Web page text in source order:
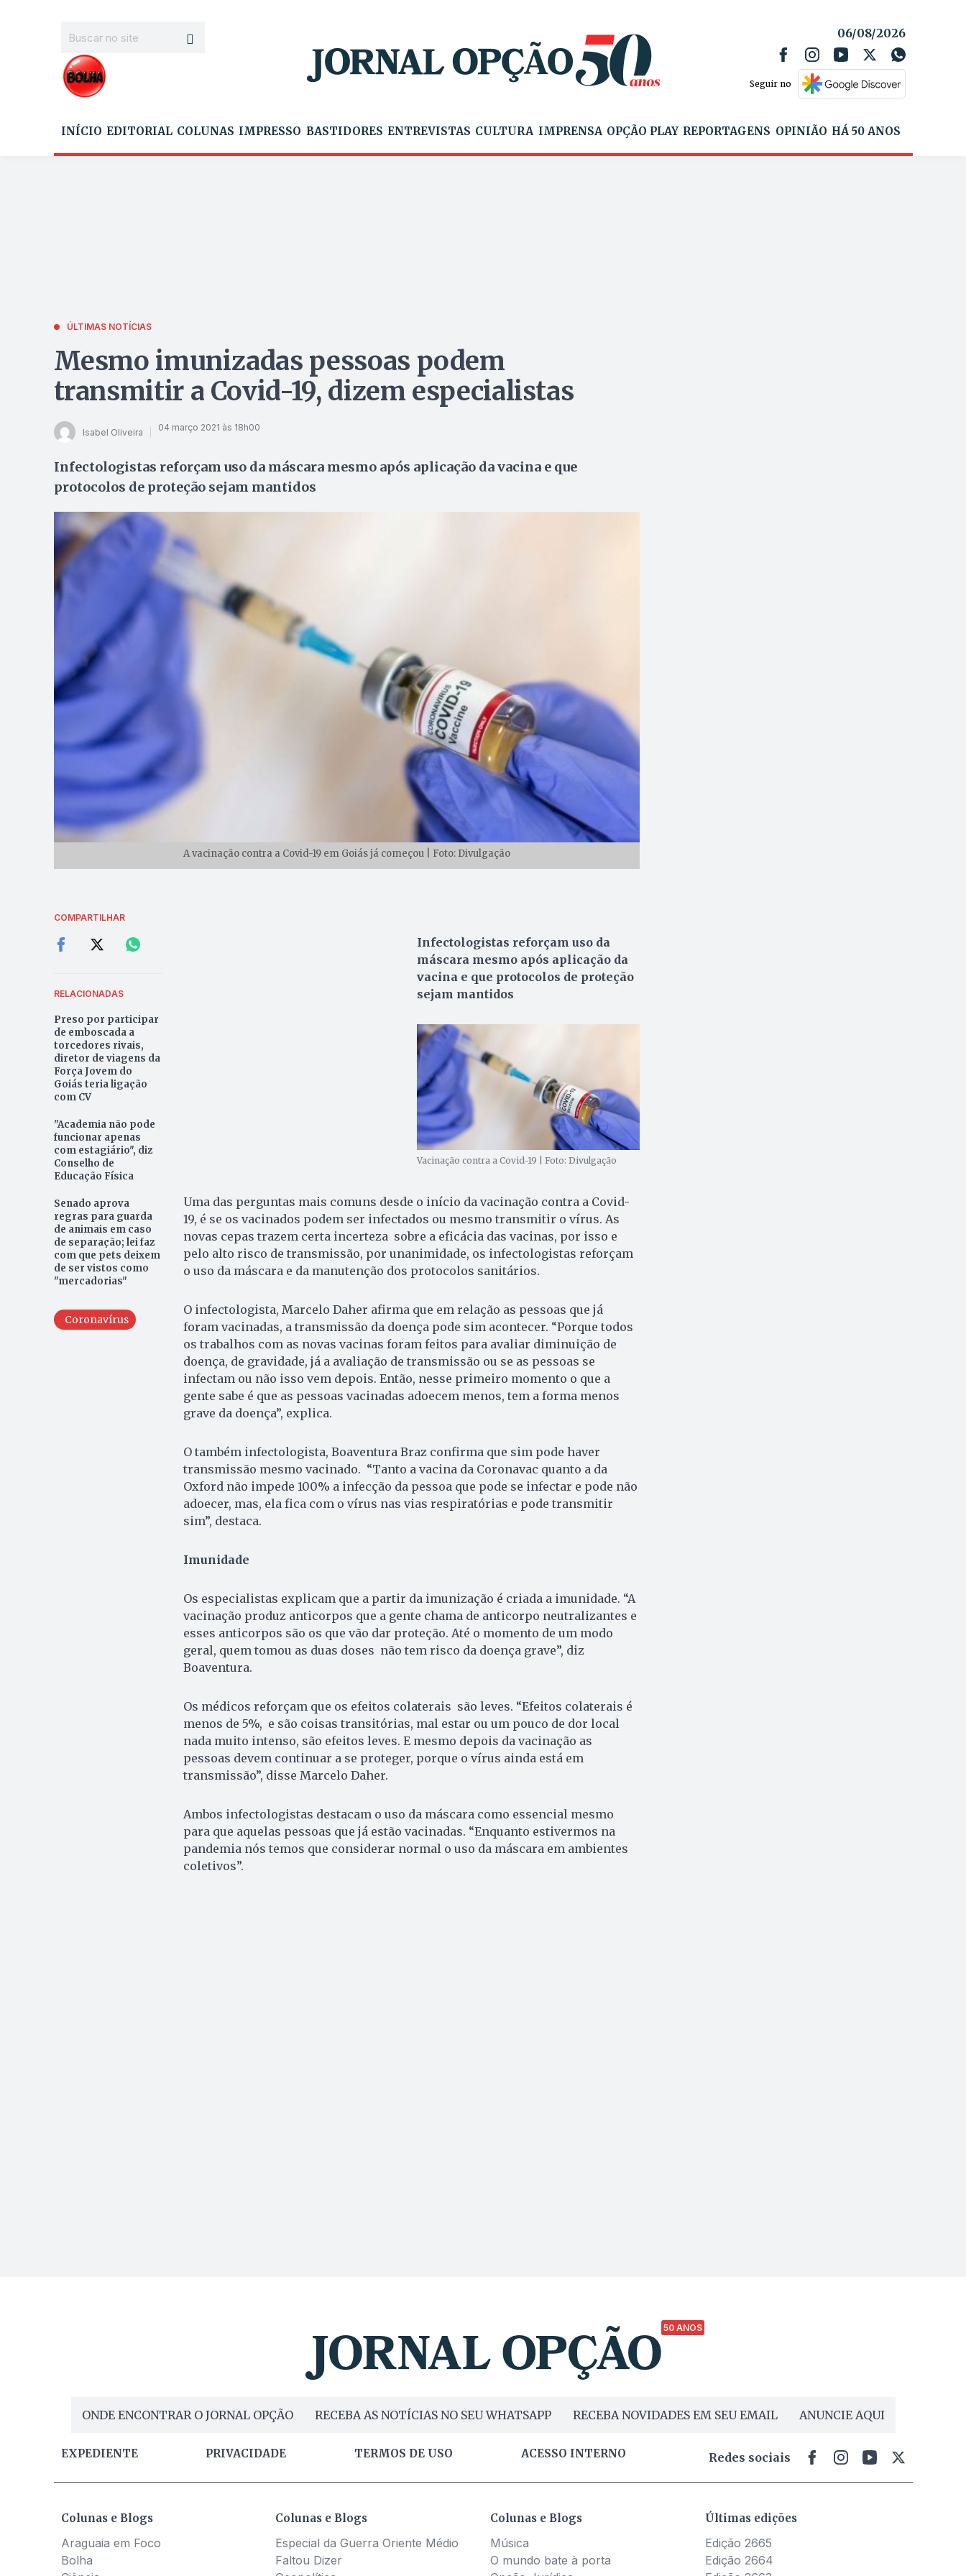
06/08/2026
Seguir no
INÍCIO EDITORIAL COLUNAS IMPRESSO BASTIDORES ENTREVISTAS CULTURA IMPRENSA OPÇÃO PLAY REPORTAGENS OPINIÃO HÁ 50 ANOS
ÚLTIMAS NOTÍCIAS
Mesmo imunizadas pessoas podem
transmitir a Covid-19, dizem especialistas
Isabel Oliveira 04 março 2021 às 18h00
Infectologistas reforçam uso da máscara mesmo após aplicação da vacina e que
protocolos de proteção sejam mantidos
A vacinação contra a Covid-19 em Goiás já começou | Foto: Divulgação
COMPARTILHAR
RELACIONADAS
Preso por participar
de emboscada a
torcedores rivais,
diretor de viagens da
Força Jovem do
Goiás teria ligação
com CV
"Academia não pode
funcionar apenas
com estagiário", diz
Conselho de
Educação Física
Senado aprova
regras para guarda
de animais em caso
de separação; lei faz
com que pets deixem
de ser vistos como
"mercadorias"
Coronavírus
Infectologistas reforçam uso da
máscara mesmo após aplicação da
vacina e que protocolos de proteção
sejam mantidos
Vacinação contra a Covid-19 | Foto: Divulgação
Uma das perguntas mais comuns desde o início da vacinação contra a Covid-
19, é se os vacinados podem ser infectados ou mesmo transmitir o vírus. As
novas cepas trazem certa incerteza sobre a eficácia das vacinas, por isso e
pelo alto risco de transmissão, por unanimidade, os infectologistas reforçam
o uso da máscara e da manutenção dos protocolos sanitários.
O infectologista, Marcelo Daher afirma que em relação as pessoas que já
foram vacinadas, a transmissão da doença pode sim acontecer. “Porque todos
os trabalhos com as novas vacinas foram feitos para avaliar diminuição de
doença, de gravidade, já a avaliação de transmissão ou se as pessoas se
infectam ou não isso vem depois. Então, nesse primeiro momento o que a
gente sabe é que as pessoas vacinadas adoecem menos, tem a forma menos
grave da doença”, explica.
O também infectologista, Boaventura Braz confirma que sim pode haver
transmissão mesmo vacinado. “Tanto a vacina da Coronavac quanto a da
Oxford não impede 100% a infecção da pessoa que pode se infectar e pode não
adoecer, mas, ela fica com o vírus nas vias respiratórias e pode transmitir
sim”, destaca.
Imunidade
Os especialistas explicam que a partir da imunização é criada a imunidade. “A
vacinação produz anticorpos que a gente chama de anticorpo neutralizantes e
esses anticorpos são os que vão dar proteção. Até o momento de um modo
geral, quem tomou as duas doses não tem risco da doença grave”, diz
Boaventura.
Os médicos reforçam que os efeitos colaterais são leves. “Efeitos colaterais é
menos de 5%, e são coisas transitórias, mal estar ou um pouco de dor local
nada muito intenso, são efeitos leves. E mesmo depois da vacinação as
pessoas devem continuar a se proteger, porque o vírus ainda está em
transmissão”, disse Marcelo Daher.
Ambos infectologistas destacam o uso da máscara como essencial mesmo
para que aquelas pessoas que já estão vacinadas. “Enquanto estivermos na
pandemia nós temos que considerar normal o uso da máscara em ambientes
coletivos”.
50 ANOS
ONDE ENCONTRAR O JORNAL OPÇÃO RECEBA AS NOTÍCIAS NO SEU WHATSAPP RECEBA NOVIDADES EM SEU EMAIL ANUNCIE AQUI
EXPEDIENTE PRIVACIDADE TERMOS DE USO ACESSO INTERNO Redes sociais
Colunas e Blogs
Araguaia em Foco
Bolha
Colunas e Blogs
Especial da Guerra Oriente Médio
Faltou Dizer
Colunas e Blogs
Música
O mundo bate à porta
Últimas edições
Edição 2665
Edição 2664